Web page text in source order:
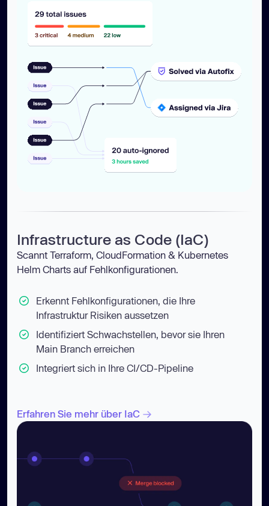
Infrastructure as Code (IaC)
Scannt Terraform, CloudFormation & Kubernetes
Helm Charts auf Fehlkonfigurationen.
Erkennt Fehlkonfigurationen, die Ihre
Infrastruktur Risiken aussetzen
Identifiziert Schwachstellen, bevor sie Ihren
Main Branch erreichen
Integriert sich in Ihre CI/CD-Pipeline
Erfahren Sie mehr über IaC